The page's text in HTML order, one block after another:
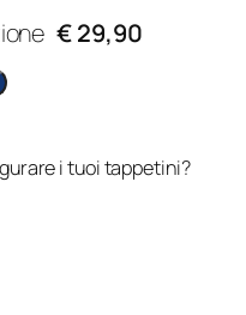
€ 29,90
i tuoi tappetini?